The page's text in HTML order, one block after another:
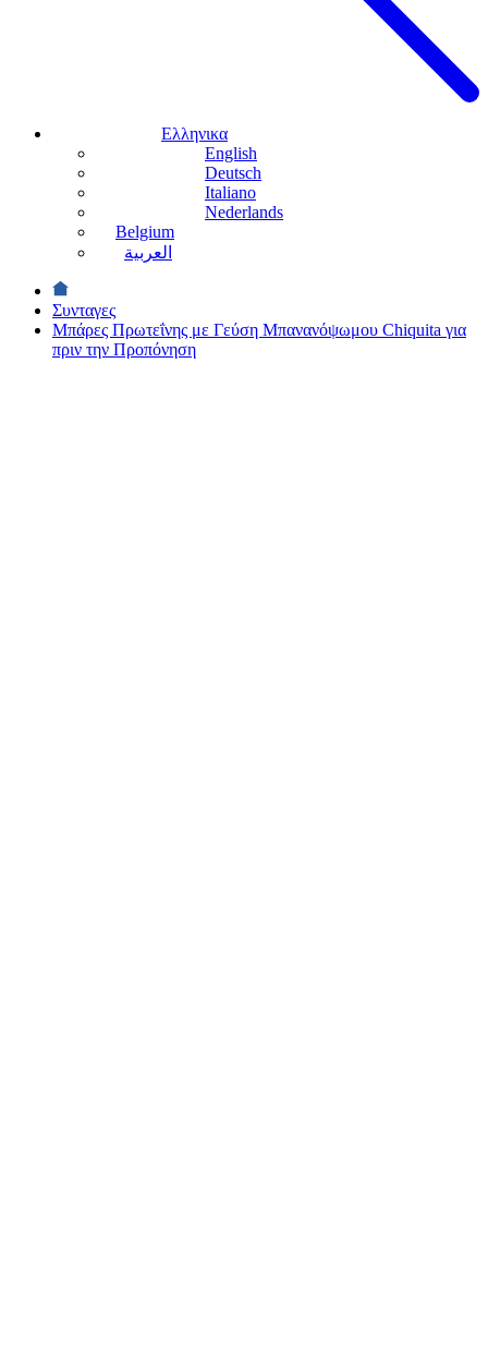
Ελληνικα
English
Deutsch
Italiano
Nederlands
Belgium
العربية
Συνταγες
Μπάρες Πρωτεΐνης με Γεύση Μπανανόψωμου Chiquita για
πριν την Προπόνηση